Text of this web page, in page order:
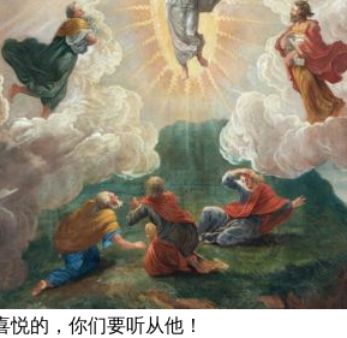
的，你们要听从他！